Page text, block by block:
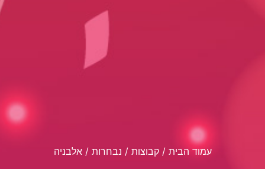
עמוד הבית / קבוצות / נבחרות / אלבניה